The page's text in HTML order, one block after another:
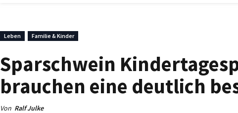
Leben Familie & Kinder
Sparschwein
brauchen eine deutlich
Von Ralf Julke